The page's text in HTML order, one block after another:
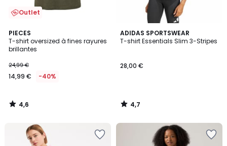
Outlet
PIECES
T-shirt oversized à fines rayures
brillantes
24,99 €
14,99 € -40%
4,6
/ 5
4,6
/
ADIDAS SPORTSWEAR
T-shirt Essentials Slim 3-Stripes
28,00 €
4,7
/ 5
4,7
/